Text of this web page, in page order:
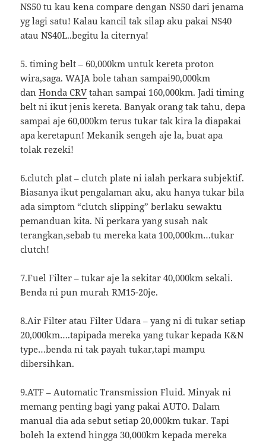
NS50 tu kau kena compare dengan NS50 dari jenama
yg lagi satu! Kalau kancil tak silap aku pakai NS40
atau NS40L..begitu la citernya!
5. timing belt – 60,000km untuk kereta proton
wira,saga. WAJA bole tahan sampai90,000km
danHonda CRV tahan sampai 160,000km. Jadi timing
belt ni ikut jenis kereta. Banyak orang tak tahu, depa
sampai aje 60,000km terus tukar tak kira la diapakai
apa keretapun! Mekanik sengeh aje la, buat apa
tolak rezeki!
6.clutch plat – clutch plate ni ialah perkara subjektif.
Biasanya ikut pengalaman aku, aku hanya tukar bila
ada simptom “clutch slipping” berlaku sewaktu
pemanduan kita. Ni perkara yang susah nak
terangkan,sebab tu mereka kata 100,000km…tukar
clutch!
7.Fuel Filter – tukar aje la sekitar 40,000km sekali.
Benda ni pun murah RM15-20je.
8.Air Filter atau Filter Udara – yang ni di tukar setiap
20,000km….tapipada mereka yang tukar kepada K&N
type…benda ni tak payah tukar,tapi mampu
dibersihkan.
9.ATF – Automatic Transmission Fluid. Minyak ni
memang penting bagi yang pakai AUTO. Dalam
manual dia ada sebut setiap 20,000km tukar. Tapi
boleh la extend hingga 30,000km kepada mereka